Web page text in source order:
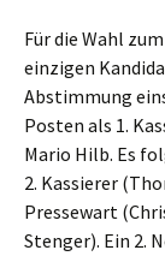
Für die Wahl
einzigen
Abstimmung
Posten als 1.
Mario Hilb. Es
2. Kassierer
Pressewart
Stenger). Ein 2.